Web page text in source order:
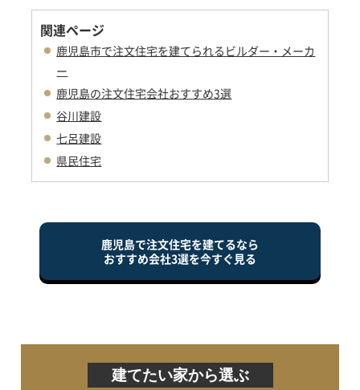
関連ページ
鹿児島市で注文住宅を建てられるビルダー・メーカ
ー
鹿児島の注文住宅会社おすすめ3選
谷川建設
七呂建設
県民住宅
鹿児島で注文住宅を建てるなら
おすすめ会社3選を今すぐ見る
建てたい家から選ぶ